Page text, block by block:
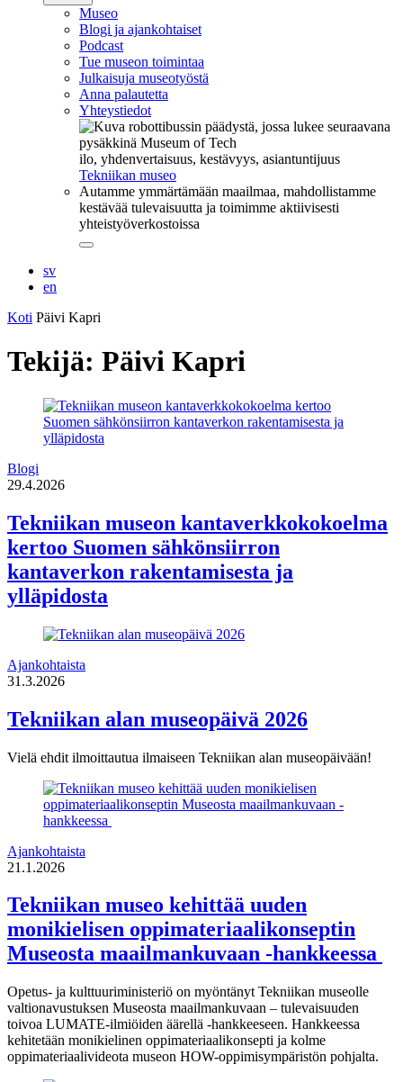
Museo
Blogi ja ajankohtaiset
Podcast
Tue museon toimintaa
Julkaisuja museotyöstä
Anna palautetta
Yhteystiedot
ilo, yhdenvertaisuus, kestävyys, asiantuntijuus
Tekniikan museo
Autamme ymmärtämään maailmaa, mahdollistamme
kestävää tulevaisuutta ja toimimme aktiivisesti
yhteistyöverkostoissa
Sulje
sv
en
Koti Päivi Kapri
Tekijä: Päivi Kapri
Blogi
29.4.2026
Tekniikan museon kantaverkkokokoelma
kertoo Suomen sähkönsiirron
kantaverkon rakentamisesta ja
ylläpidosta
Ajankohtaista
31.3.2026
Tekniikan alan museopäivä 2026
Vielä ehdit ilmoittautua ilmaiseen Tekniikan alan museopäivään!
Ajankohtaista
21.1.2026
Tekniikan museo kehittää uuden
monikielisen oppimateriaalikonseptin
Museosta maailmankuvaan -hankkeessa
Opetus- ja kulttuuriministeriö on myöntänyt Tekniikan museolle
valtionavustuksen Museosta maailmankuvaan – tulevaisuuden
toivoa LUMATE-ilmiöiden äärellä -hankkeeseen. Hankkeessa
kehitetään monikielinen oppimateriaalikonsepti ja kolme
oppimateriaalivideota museon HOW-oppimisympäristön pohjalta.